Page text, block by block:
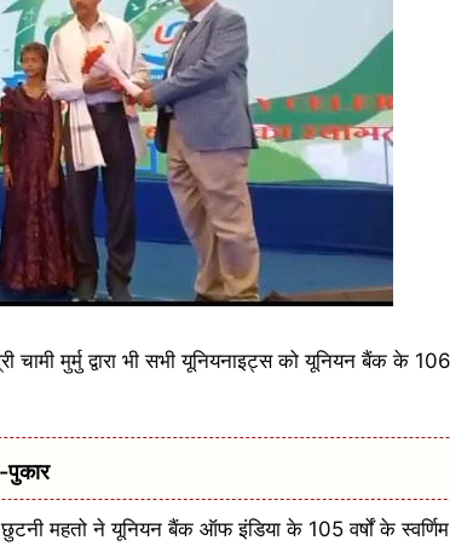
चामी मुर्मु द्वारा भी सभी यूनियनाइट्स को यूनियन बैंक के
पुकार
महतो ने यूनियन बैंक ऑफ इंडिया के 105 वर्षों के स्वर्णिम